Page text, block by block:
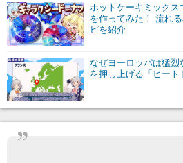
ホットケーキミックス
を作ってみた！ 流れ
ピを紹介
なぜヨーロッパは猛烈
を押し上げる「ヒー